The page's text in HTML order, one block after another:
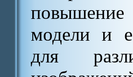
модели и
для